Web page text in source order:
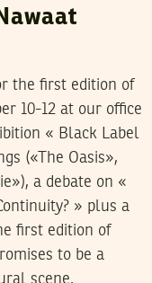
the first edition of
10-12 at our office
« Black Label
(«The Oasis»,
a debate on «
» plus a
first edition of
to be a
scene.